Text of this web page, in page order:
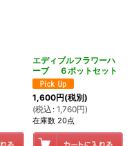
エディブルフラワーハ
ーブ ６ポットセット
1,600円(税別)
(税込 : 1,760円)
在庫数 20点